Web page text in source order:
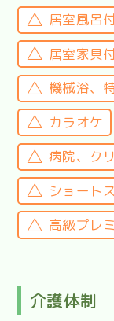
居室風呂
居室家具
機械浴、
カラオケ
病院、ク
ショート
高級プレ
介護体制